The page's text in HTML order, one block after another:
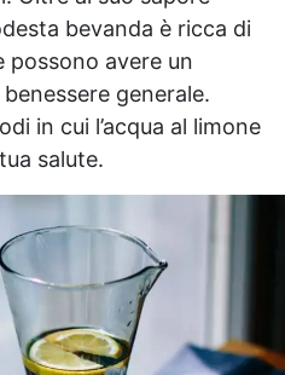
bevanda è ricca di
possono avere un
generale.
in cui l’acqua al limone
salute.